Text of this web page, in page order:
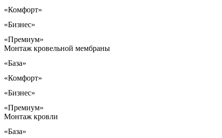
«Комфорт»
«Бизнес»
«Премиум»
Монтаж кровельной мембраны
«База»
«Комфорт»
«Бизнес»
«Премиум»
Монтаж кровли
«База»